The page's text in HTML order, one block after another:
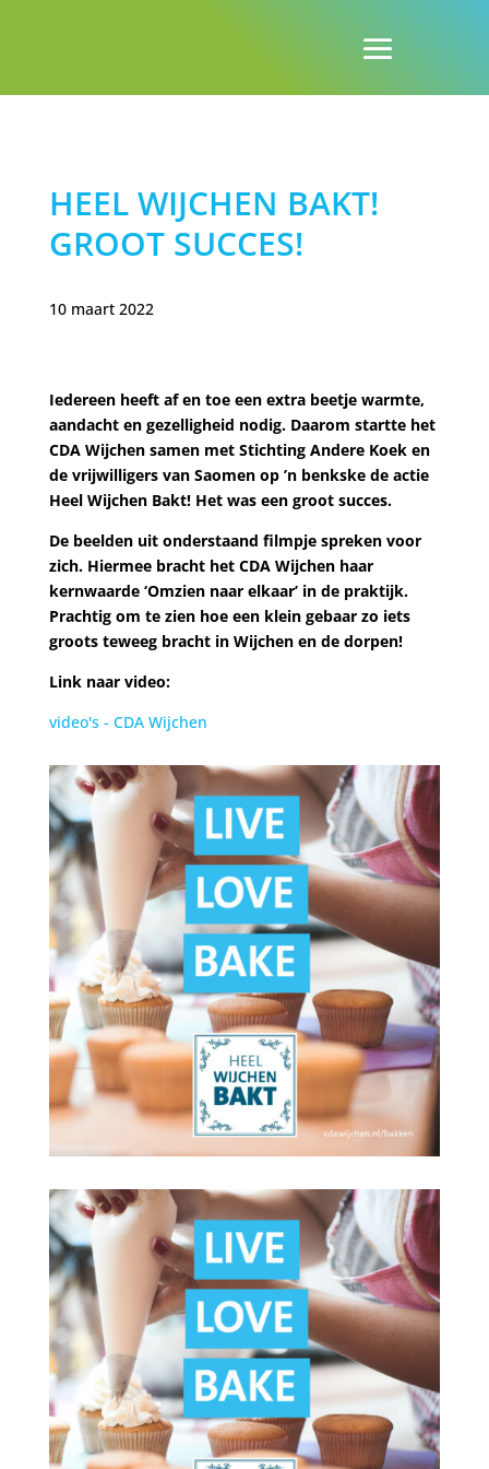
HEEL WIJCHEN BAKT!
GROOT SUCCES!
10 maart 2022
Iedereen heeft af en toe een extra beetje warmte,
aandacht en gezelligheid nodig. Daarom startte het
CDA Wijchen samen met Stichting Andere Koek en
de vrijwilligers van Saomen op ’n benkske de actie
Heel Wijchen Bakt! Het was een groot succes.
De beelden uit onderstaand filmpje spreken voor
zich. Hiermee bracht het CDA Wijchen haar
kernwaarde ‘Omzien naar elkaar’ in de praktijk.
Prachtig om te zien hoe een klein gebaar zo iets
groots teweeg bracht in Wijchen en de dorpen!
Link naar video:
video's - CDA Wijchen